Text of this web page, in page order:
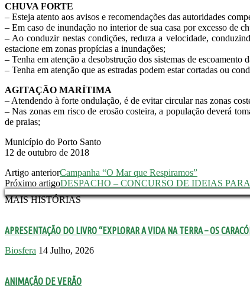
CHUVA FORTE
– Esteja atento aos avisos e recomendações das autoridades
– Em caso de inundação no interior de sua casa por excesso de
– Ao conduzir nestas condições, reduza a velocidade,
estacione em zonas propícias a inundações;
– Tenha em atenção a desobstrução dos sistemas de escoamento
– Tenha em atenção que as estradas podem estar cortadas ou
AGITAÇÃO MARÍTIMA
– Atendendo à forte ondulação, é de evitar circular nas zonas
– Nas zonas em risco de erosão costeira, a população deverá
de praias;
Município do Porto Santo
12 de outubro de 2018
Artigo anteriorCampanha “O Mar que Respiramos”
Próximo artigoDESPACHO – CONCURSO DE IDEIAS
MAIS HISTÓRIAS
APRESENTAÇÃO DO LIVRO “EXPLORAR A VIDA NA TERRA – OS
Biosfera 14 Julho, 2026
ANIMAÇÃO DE VERÃO